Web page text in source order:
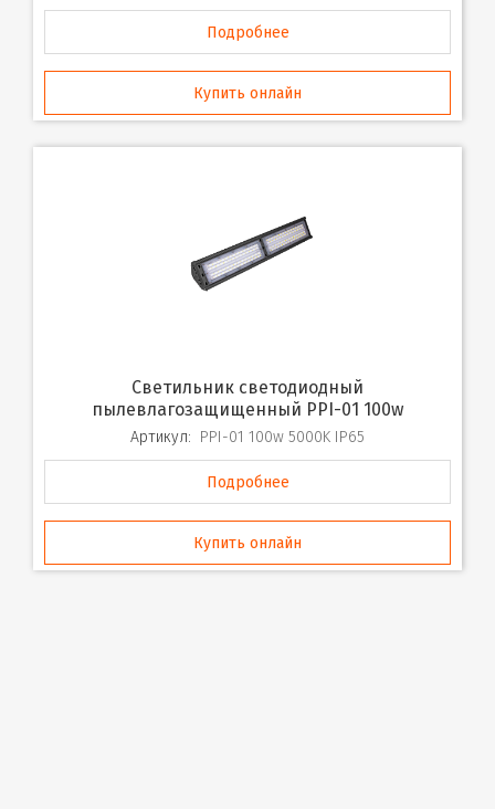
Подробнее
Купить онлайн
Светильник светодиодный
пылевлагозащищенный PPI-01 100w
Артикул: PPI-01 100w 5000K IP65
Подробнее
Купить онлайн